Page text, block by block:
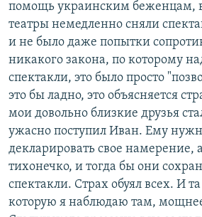
помощь украинским беженцам,
театры немедленно сняли
и не было даже попытки
никакого закона, по которому
спектакли, это было просто
это бы ладно, это объясняется
мои довольно близкие друзья
ужасно поступил Иван. Ему
декларировать свое намерение,
тихонечко, и тогда бы они
спектакли. Страх обуял всех. И
которую я наблюдаю там,